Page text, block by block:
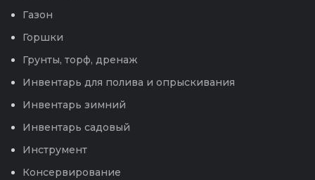
Газон
Горшки
Грунты, торф, дренаж
Инвентарь для полива и опрыскивания
Инвентарь зимний
Инвентарь садовый
Инструмент
Консервирование